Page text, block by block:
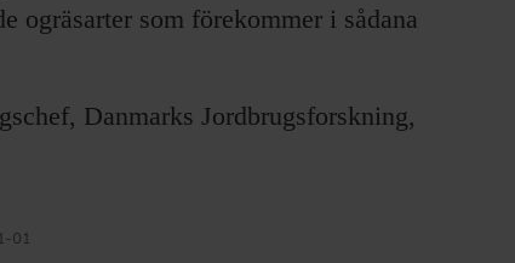
ogräsarter som förekommer i sådana
Danmarks Jordbrugsforskning,
01